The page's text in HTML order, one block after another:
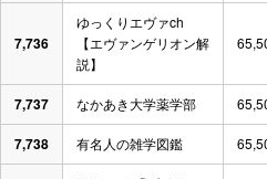
7,736
ゆっくりエヴァch
【エヴァンゲリオン解
説】
7,737 なかあき大学薬学部
7,738 有名人の雑学図鑑